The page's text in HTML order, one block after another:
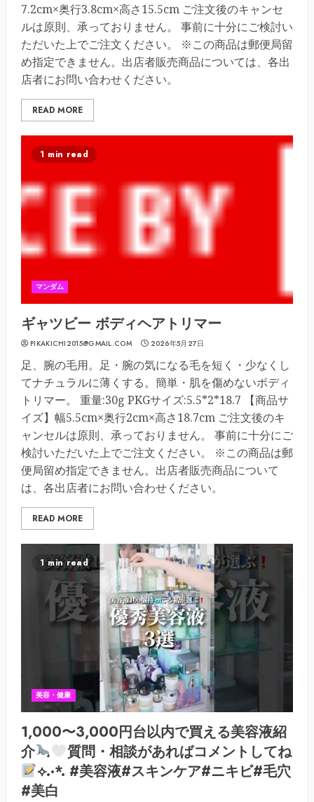
7.2cm×奥行3.8cm×高さ15.5cm ご注文後のキャンセ
ルは原則、承っておりません。 事前に十分にご検討い
ただいた上でご注文ください。 ※この商品は郵便局留
め指定できません。出店者販売商品については、各出
店者にお問い合わせください。
READ MORE
1 min read
マンダム
ギャツビー ボディヘアトリマー
PIKAKICHI2015@GMAIL.COM 2026年5月27日
足、腕の毛用。足・腕の気になる毛を短く・少なくし
てナチュラルに薄くする。簡単・肌を傷めないボディ
トリマー。 重量:30g PKGサイズ:5.5*2*18.7 【商品サ
イズ】幅5.5cm×奥行2cm×高さ18.7cm ご注文後のキ
ャンセルは原則、承っておりません。 事前に十分にご
検討いただいた上でご注文ください。 ※この商品は郵
便局留め指定できません。出店者販売商品について
は、各出店者にお問い合わせください。
READ MORE
1 min read
美容・健康
1,000〜3,000円台以内で買える美容液紹
介
質問・相談があればコメントしてね
⟡.·*. #美容液#スキンケア#ニキビ#毛穴
#美白